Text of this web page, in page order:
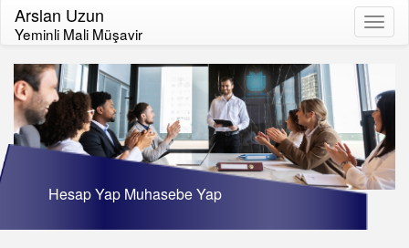
Arslan Uzun
Yeminli Mali Müşavir
Hesap Yap Muhasebe Yap